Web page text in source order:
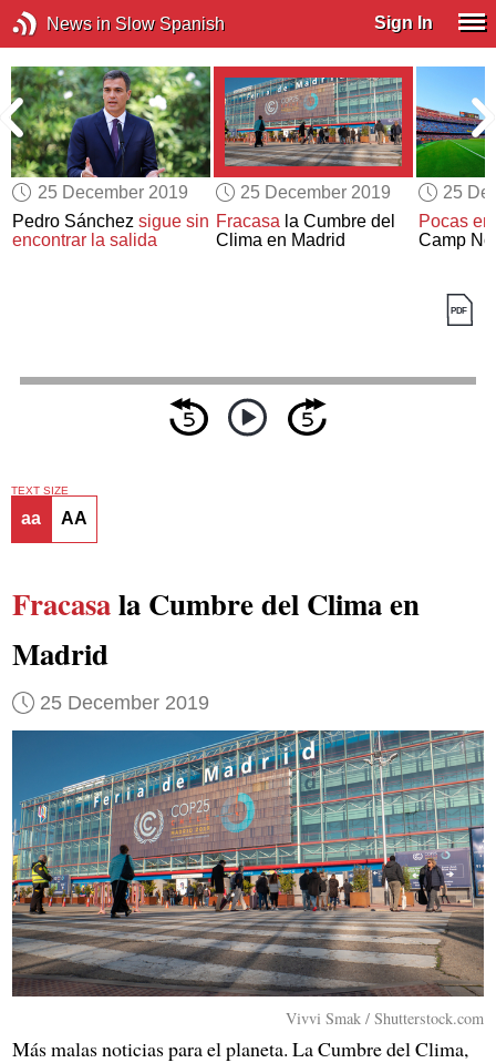
News in Slow Spanish Sign In
25 December 2019
Pedro Sánchezsigue sin
encontrar la salida
25 December 2019
Fracasala Cumbre del
Clima en Madrid
25
Pocas
Camp
TEXT SIZE
aa AA
Fracasala Cumbre del Clima en
Madrid
25 December 2019
Vivvi Smak / Shutterstock.com
Más malas noticias para el planeta. La Cumbre del Clima,